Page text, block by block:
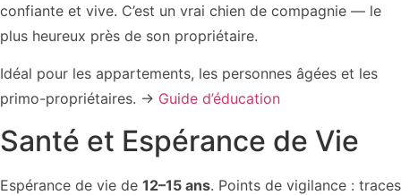
confiante et vive. C’est un vrai chien de compagnie — le
plus heureux près de son propriétaire.
Idéal pour les appartements, les personnes âgées et les
primo-propriétaires. → Guide d’éducation
Santé et Espérance de Vie
Espérance de vie de 12–15 ans. Points de vigilance : traces